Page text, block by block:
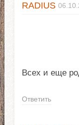
RADIUS
Всех и еще
Ответить